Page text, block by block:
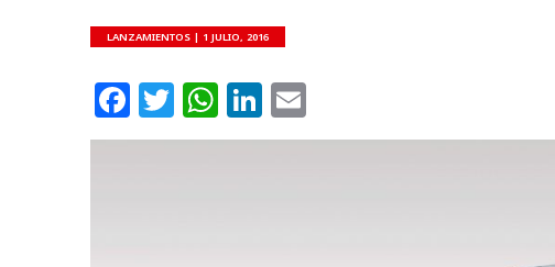
LANZAMIENTOS | 1 JULIO, 2016
Facebook
Twitter
WhatsApp
LinkedIn